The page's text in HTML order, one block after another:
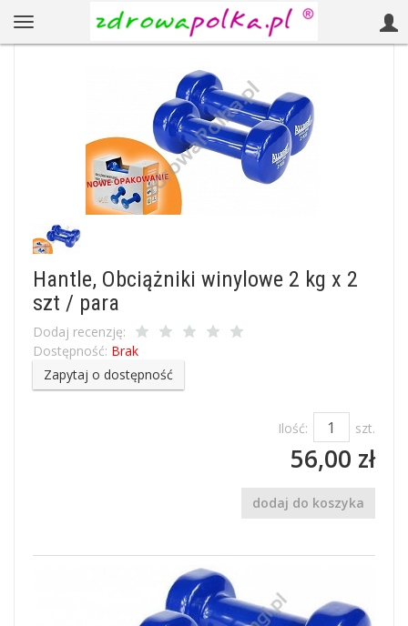
Hantle, Obciążniki winylowe 2 kg x 2
szt / para
Dodaj recenzję:
Dostępność: Brak
Zapytaj o dostępność
Ilość: szt.
56,00 zł
dodaj do koszyka